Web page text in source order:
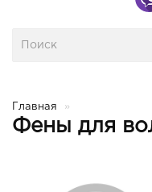
Главная
Фены для